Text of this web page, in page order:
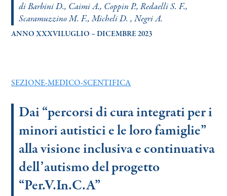
di Barbini D., Caimi A., Coppin P., Redaelli S. F.,
Scaramuzzino M. F., Micheli D. , Negri A.
ANNO XXXVILUGLIO – DICEMBRE 2023
SEZIONE-MEDICO-SCENTIFICA
Dai “percorsi di cura integrati per i
minori autistici e le loro famiglie”
alla visione inclusiva e continuativa
dell’autismo del progetto
“Per.V.In.C.A”